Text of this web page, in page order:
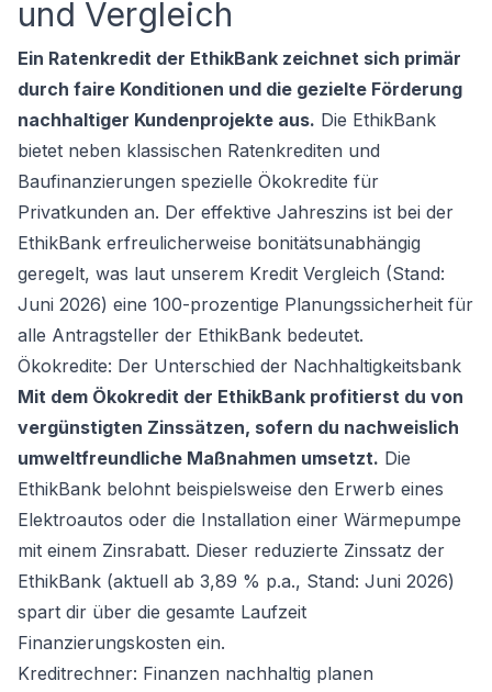
und Vergleich
Ein Ratenkredit der EthikBank zeichnet sich primär
durch faire Konditionen und die gezielte Förderung
nachhaltiger Kundenprojekte aus. Die EthikBank
bietet neben klassischen Ratenkrediten und
Baufinanzierungen spezielle Ökokredite für
Privatkunden an. Der effektive Jahreszins ist bei der
EthikBank erfreulicherweise bonitätsunabhängig
geregelt, was laut unserem Kredit Vergleich (Stand:
Juni 2026) eine 100-prozentige Planungssicherheit für
alle Antragsteller der EthikBank bedeutet.
Ökokredite: Der Unterschied der Nachhaltigkeitsbank
Mit dem Ökokredit der EthikBank profitierst du von
vergünstigten Zinssätzen, sofern du nachweislich
umweltfreundliche Maßnahmen umsetzt. Die
EthikBank belohnt beispielsweise den Erwerb eines
Elektroautos oder die Installation einer Wärmepumpe
mit einem Zinsrabatt. Dieser reduzierte Zinssatz der
EthikBank (aktuell ab 3,89 % p.a., Stand: Juni 2026)
spart dir über die gesamte Laufzeit
Finanzierungskosten ein.
Kreditrechner: Finanzen nachhaltig planen